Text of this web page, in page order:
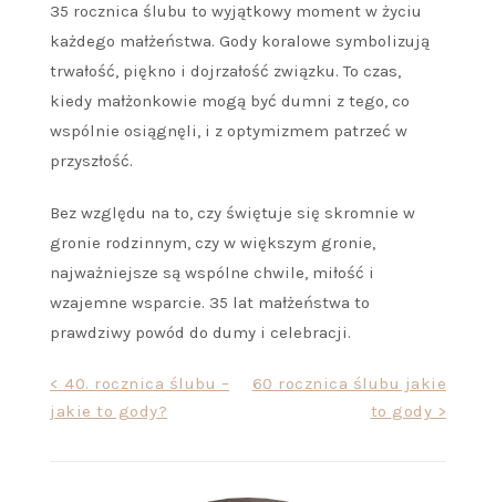
35 rocznica ślubu to wyjątkowy moment w życiu
każdego małżeństwa. Gody koralowe symbolizują
trwałość, piękno i dojrzałość związku. To czas,
kiedy małżonkowie mogą być dumni z tego, co
wspólnie osiągnęli, i z optymizmem patrzeć w
przyszłość.
Bez względu na to, czy świętuje się skromnie w
gronie rodzinnym, czy w większym gronie,
najważniejsze są wspólne chwile, miłość i
wzajemne wsparcie. 35 lat małżeństwa to
prawdziwy powód do dumy i celebracji.
Nawigacja
wpisu
< 40. rocznica ślubu –
jakie to gody?
60 rocznica ślubu jakie
to gody >